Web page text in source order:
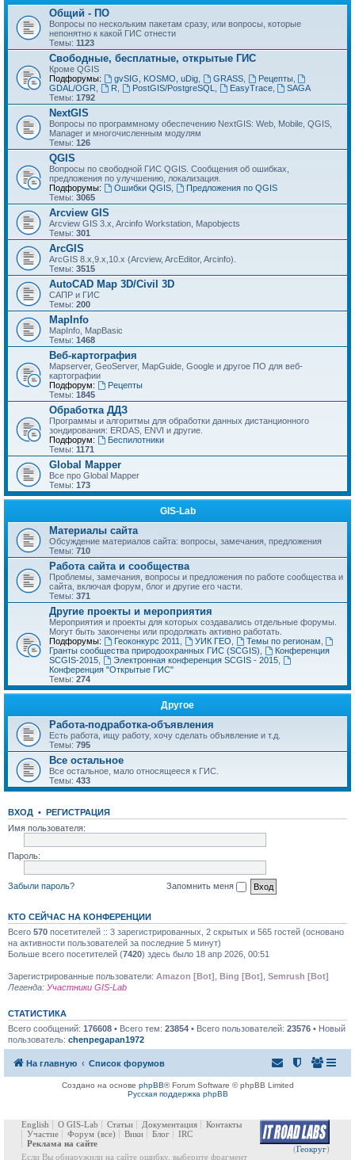
Общий - ПО
Вопросы по нескольким пакетам сразу, или вопросы, которые
непонятно к какой ГИС отнести
Темы: 1123
Свободные, бесплатные, открытые ГИС
Кроме QGIS
Подфорумы:
gvSIG, KOSMO, uDig, GRASS, Рецепты,
GDAL/OGR
R PostGIS/PostgreSQL EasyTrace,
SAGA
Темы: 1792
NextGIS
Вопросы по программному обеспечению NextGIS: Web, Mobile, QGIS,
Manager и многочисленным модулям
Темы: 126
QGIS
Вопросы по свободной ГИС QGIS. Сообщения об ошибках,
предложения по улучшению, локализация.
Подфорумы:
Ошибки QGIS,
Предложения по QGIS
Темы: 3065
Arcview GIS
Arcview GIS 3.x, Arcinfo Workstation, Mapobjects
Темы: 301
ArcGIS
ArcGIS 8.x,9.x,10.x (Arcview, ArcEditor, Arcinfo).
Темы: 3515
AutoCAD Map 3D/Civil 3D
САПР и ГИС
Темы: 200
MapInfo
MapInfo, MapBasic
Темы: 1468
Веб-картография
Mapserver, GeoServer, MapGuide, Google и другое ПО для веб-
картографии
Подфорум:
Рецепты
Темы: 1845
Обработка ДДЗ
Программы и алгоритмы для обработки данных дистанционного
зондирования: ERDAS, ENVI и другие.
Подфорум:
Беспилотники
Темы: 1171
Global Mapper
Все про Global Mapper
Темы: 173
GIS-Lab
Материалы сайта
Обсуждение материалов сайта: вопросы, замечания, предложения
Темы: 710
Работа сайта и сообщества
Проблемы, замечания, вопросы и предложения по работе сообщества и
сайта, включая форум, блог и другие его части.
Темы: 371
Другие проекты и мероприятия
Мероприятия и проекты для которых создавались отдельные форумы.
Могут быть закончены или продолжать активно работать.
Подфорумы:
Геоконкурс 2011 УИК ГЕО Темы по регионам
Гранты сообщества природоохранных ГИС (SCGIS)
Конференция
SCGIS-2015
Электронная конференция SCGIS - 2015,
Конференция "Открытые ГИС"
Темы: 274
Другое
Работа-подработка-объявления
Есть работа, ищу работу, хочу сделать объявление и т.д.
Темы: 795
Все остальное
Все остальное, мало относящееся к ГИС.
Темы: 433
ВХОД • РЕГИСТРАЦИЯ
Имя пользователя:
Пароль:
Забыли пароль? Запомнить меня
КТО СЕЙЧАС НА КОНФЕРЕНЦИИ
Всего 570 посетителей :: 3 зарегистрированных, 2 скрытых и 565 гостей (основано
на активности пользователей за последние 5 минут)
Больше всего посетителей (7420) здесь было 18 апр 2026, 00:51
Зарегистрированные пользователи: Amazon [Bot] Bing [Bot] Semrush [Bot]
Легенда: Участники GIS-Lab
СТАТИСТИКА
Всего сообщений: 176608 • Всего тем: 23854 • Всего пользователей: 23576 • Новый
пользователь: chenpegapan1972
На главную Список форумов
Создано на основе phpBB® Forum Software © phpBB Limited
Русская поддержка phpBB
(Геокруг)
English О GIS-Lab Статьи Документация
Контакты
Участие
Форум (все) Вики Блог
IRC
Реклама на сайте
Если Вы обнаружили на сайте ошибку, выберите фрагмент